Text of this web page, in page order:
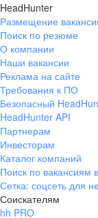
HeadHunter
Размещение
Поиск по резюме
О компании
Наши вакансии
Реклама на сайте
Требования к ПО
Безопасный
HeadHunter API
Партнерам
Инвесторам
Каталог компаний
Поиск по вакансиям
Сетка: соцсеть для
Соискателям
hh PRO